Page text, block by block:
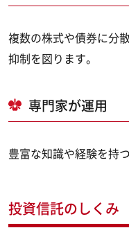
複数の株式や債券に分
抑制を図ります。
専門家が運用
豊富な知識や経験を持
投資信託のしくみ